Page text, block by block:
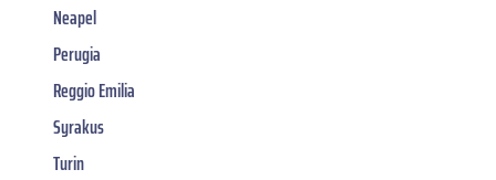
Neapel
Perugia
Reggio Emilia
Syrakus
Turin